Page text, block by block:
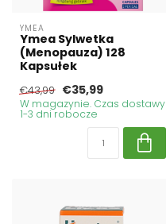
YMEA
Ymea Sylwetka
(Menopauza) 128
Kapsułek
€43,99 €35,99
W magazynie. Czas dostawy
1-3 dni robocze